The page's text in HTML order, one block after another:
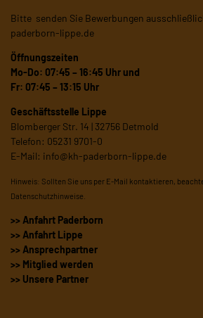
Bitte senden Sie Bewerbungen
paderborn-lippe.de
Öffnungszeiten
Mo-Do: 07:45 – 16:45 Uhr und
Fr: 07:45 – 13:15 Uhr
Geschäftsstelle Lippe
Blomberger Str. 14 | 32756 Detmold
Telefon: 05231 9701-0
E-Mail: info@kh-paderborn-lippe.de
Hinweis: Sollten Sie uns per E-Mail kontaktieren,
Datenschutzhinweise
>> Anfahrt Paderborn
>> Anfahrt Lippe
>> Ansprechpartner
>> Mitglied werden
>> Unsere Partner